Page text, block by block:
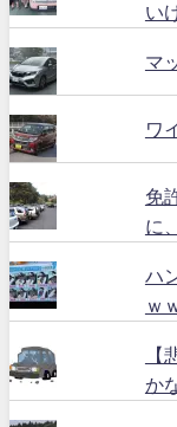
い
マ
ワ
免
に
ハ
ｗ
【
か